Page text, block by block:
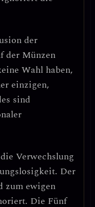
der
der Münzen
Wahl haben,
einzigen,
sind
die Verwechslung
. Der
zum ewigen
Die Fünf